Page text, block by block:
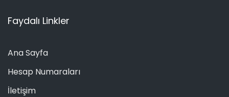
Faydalı Linkler
Ana Sayfa
Hesap Numaraları
İletişim